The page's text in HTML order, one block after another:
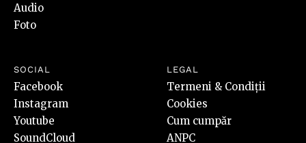
Audio
Foto
SOCIAL
Facebook
Instagram
Youtube
SoundCloud
LEGAL
Termeni & Condiții
Cookies
Cum cumpăr
ANPC